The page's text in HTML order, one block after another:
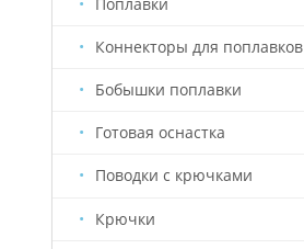
Коннекторы для поплавков
Бобышки поплавки
Готовая оснастка
Поводки с крючками
Крючки